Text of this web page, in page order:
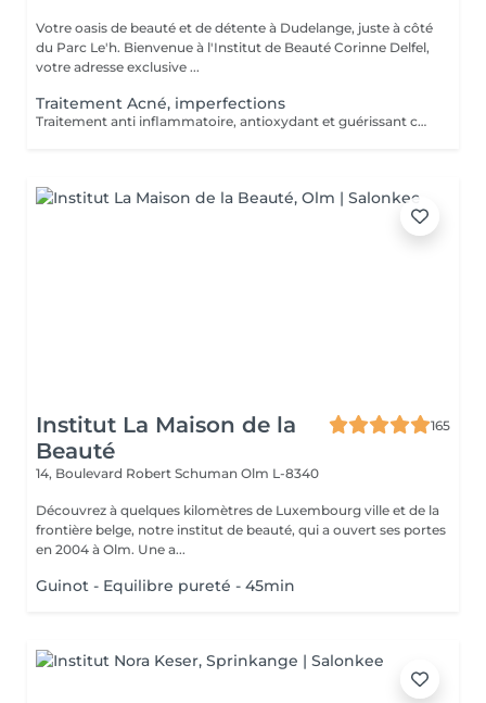
Votre oasis de beauté et de détente à Dudelange, juste à côté
du Parc Le'h. Bienvenue à l'Institut de Beauté Corinne Delfel,
votre adresse exclusive ...
Traitement Acné, imperfections
Traitement anti inflammatoire, antioxydant et guérissant contre l'acné
Institut La Maison de la
Beauté
165
14, Boulevard Robert Schuman Olm L-8340
Découvrez à quelques kilomètres de Luxembourg ville et de la
frontière belge, notre institut de beauté, qui a ouvert ses portes
en 2004 à Olm. Une a...
Guinot - Equilibre pureté - 45min